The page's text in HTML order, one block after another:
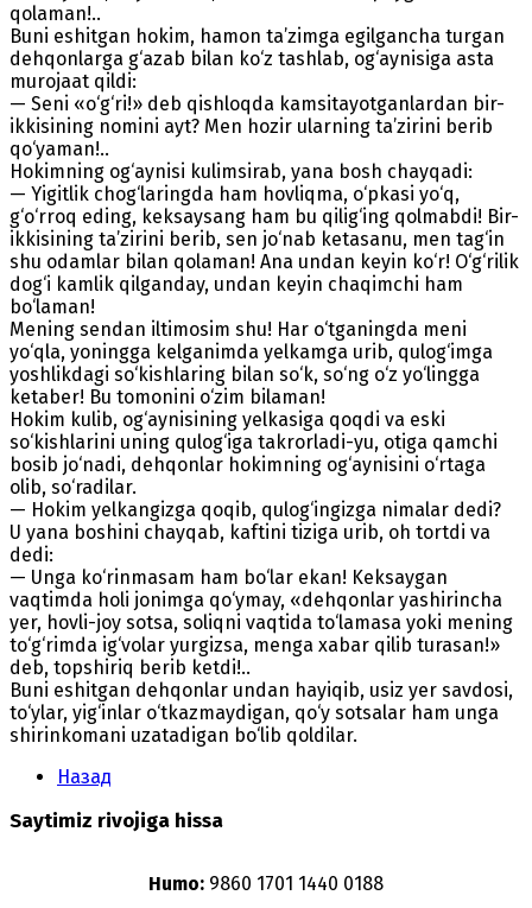
qolaman!..
Buni eshitgan hokim, hamon ta’zimga egilgancha turgan
dehqonlarga g‘azab bilan ko‘z tashlab, og‘aynisiga asta
murojaat qildi:
— Seni «o‘g‘ri!» deb qishloqda kamsitayotganlardan bir-
ikkisining nomini ayt? Men hozir ularning ta’zirini berib
qo‘yaman!..
Hokimning og‘aynisi kulimsirab, yana bosh chayqadi:
— Yigitlik chog‘laringda ham hovliqma, o‘pkasi yo‘q,
g‘o‘rroq eding, keksaysang ham bu qilig‘ing qolmabdi! Bir-
ikkisining ta’zirini berib, sen jo‘nab ketasanu, men tag‘in
shu odamlar bilan qolaman! Ana undan keyin ko‘r! O‘g‘rilik
dog‘i kamlik qilganday, undan keyin chaqimchi ham
bo‘laman!
Mening sendan iltimosim shu! Har o‘tganingda meni
yo‘qla, yoningga kelganimda yelkamga urib, qulog‘imga
yoshlikdagi so‘kishlaring bilan so‘k, so‘ng o‘z yo‘lingga
ketaber! Bu tomonini o‘zim bilaman!
Hokim kulib, og‘aynisining yelkasiga qoqdi va eski
so‘kishlarini uning qulog‘iga takrorladi-yu, otiga qamchi
bosib jo‘nadi, dehqonlar hokimning og‘aynisini o‘rtaga
olib, so‘radilar.
— Hokim yelkangizga qoqib, qulog‘ingizga nimalar dedi?
U yana boshini chayqab, kaftini tiziga urib, oh tortdi va
dedi:
— Unga ko‘rinmasam ham bo‘lar ekan! Keksaygan
vaqtimda holi jonimga qo‘ymay, «dehqonlar yashirincha
yer, hovli-joy sotsa, soliqni vaqtida to‘lamasa yoki mening
to‘g‘rimda ig‘volar yurgizsa, menga xabar qilib turasan!»
deb, topshiriq berib ketdi!..
Buni eshitgan dehqonlar undan hayiqib, usiz yer savdosi,
to‘ylar, yig‘inlar o‘tkazmaydigan, qo‘y sotsalar ham unga
shirinkomani uzatadigan bo‘lib qoldilar.
Назад
Saytimiz rivojiga hissa
Humo: 9860 1701 1440 0188